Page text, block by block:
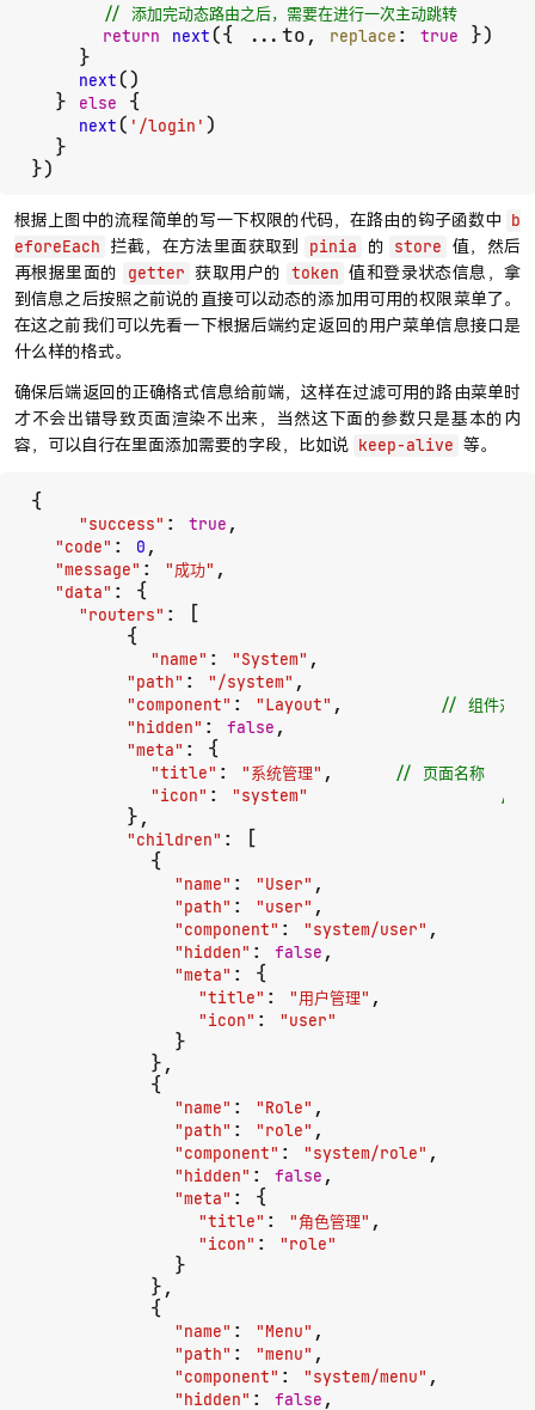
// 添加完动态路由之后，需要在进行一次主动跳转
return
next({ ...to, replace : true
})
    }
next()
  }
else {
next( '/login' )
  }
})
根据上图中的流程简单的写一下权限的代码，在路由的钩子函数中 b
eforeEach 拦截，在方法里面获取到 pinia 的 store 值，然后
再根据里面的
getter 获取用户的 token 值和登录状态信息，拿
到信息之后按照之前说的直接可以动态的添加用可用的权限菜单了。
在这之前我们可以先看一下根据后端约定返回的用户菜单信息接口是
什么样的格式。
确保后端返回的正确格式信息给前端，这样在过滤可用的路由菜单时
才不会出错导致页面渲染不出来，当然这下面的参数只是基本的内
容，可以自行在里面添加需要的字段，比如说 keep-alive 等。
{
"success" : true ,
"code" : 0 ,
"message" : "成功" ,
"data" : {
"routers" : [
        {
"name" : "System"
"path" : "/system" ,
"component" : "Layout" ,
// 组件对应
"hidden" : false ,
"meta" :
"title" : "系统管理" ,
// 页面名称
"icon" : "system" //
        },
"children" :
          {
"name" : "User" ,
"path" : "user" ,
"component" : "system/user" ,
"hidden" : false ,
"meta" : {
"title" : "用户管理" ,
"icon" : "user"
            }
          },
          {
"name" : "Role" ,
"path" : "role" ,
"component" : "system/role" ,
"hidden" : false ,
"meta" : {
"title" : "角色管理" ,
"icon" : "role"
            }
          },
          {
"name" : "Menu" ,
"path" : "menu" ,
"component" : "system/menu" ,
"hidden" : false ,